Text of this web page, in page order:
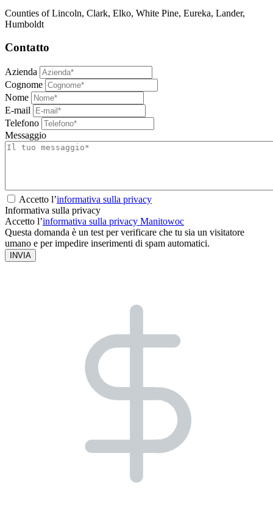
Counties of Lincoln, Clark, Elko, White Pine, Eureka, Lander,
Humboldt
Contatto
Azienda
Cognome
Nome
E-mail
Telefono
Messaggio
Accetto l’informativa sulla privacy
Informativa sulla privacy
Accetto l’informativa sulla privacy Manitowoc
Questa domanda è un test per verificare che tu sia un visitatore
umano e per impedire inserimenti di spam automatici.